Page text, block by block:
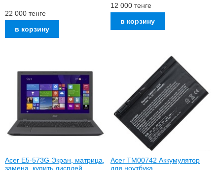
22 000 тенге
12 000 тенге
Acer E5-573G Экран, матрица,
замена, купить дисплей
Acer TM00742 Аккумулятор
для ноутбука